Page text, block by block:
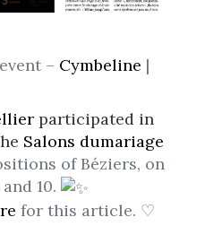
– Cymbeline |
participated in
Salons dumariage
of Béziers, on
10.
for this article. ♡